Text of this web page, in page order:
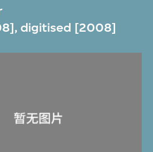
digitised [2008]